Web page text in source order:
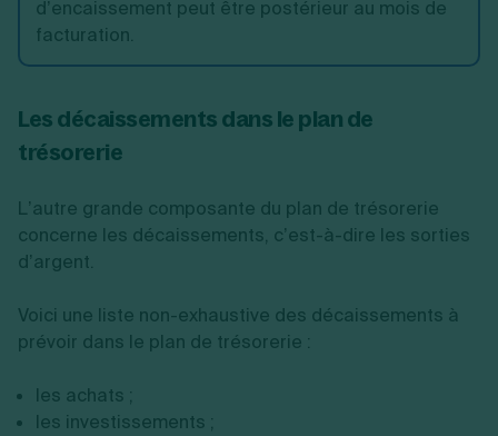
d’encaissement peut être postérieur au mois de
facturation.
Les décaissements dans le plan de
trésorerie
L’autre grande composante du plan de trésorerie
concerne les décaissements, c’est-à-dire les sorties
d’argent.
Voici une liste non-exhaustive des décaissements à
prévoir dans le plan de trésorerie :
les achats ;
les investissements ;